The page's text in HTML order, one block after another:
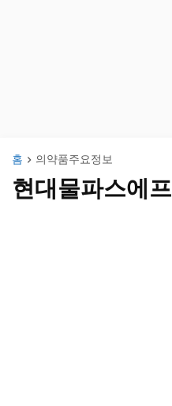
홈 의약품주요정보
현대물파스에프